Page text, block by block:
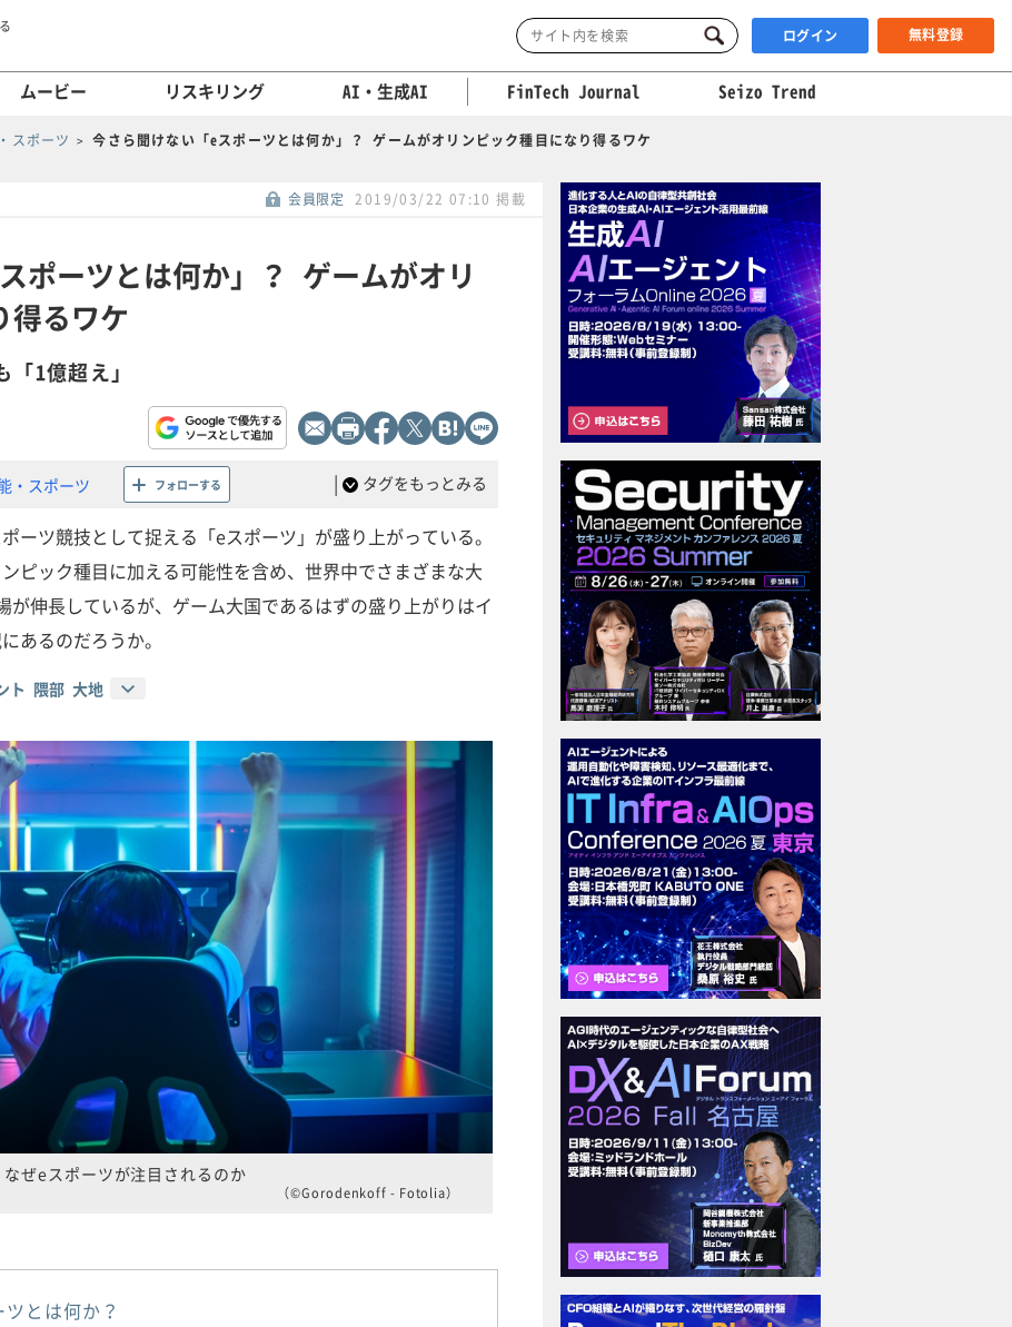
ログイン 無料登録
ムービー リスキリング AI・生成AI FinTech Journal Seizo Trend
スポーツ 今さら聞けない「eスポーツとは何か」？ ゲームがオリンピック種目になり得るワケ
会員限定 2019/03/22 07:10 掲載
ポーツとは何か」？ ゲームがオリ
得るワケ
1億超え」
・スポーツ フォローする | タグをもっとみる
ーツ競技として捉える「eスポーツ」が盛り上がっている。
ピック種目に加える可能性を含め、世界中でさまざまな大
が伸長しているが、ゲーム大国であるはずの盛り上がりはイ
あるのだろうか。
ト 隈部 大地
なぜeスポーツが注目されるのか
（©Gorodenkoff - Fotolia）
とは何か？